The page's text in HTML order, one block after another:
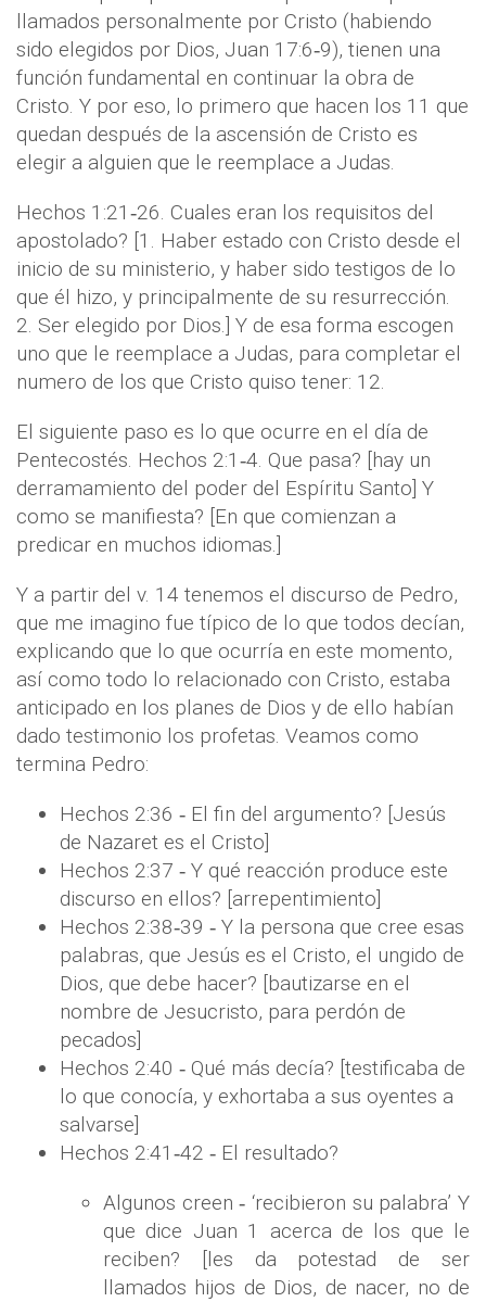
llamados personalmente por Cristo (habiendo
sido elegidos por Dios, Juan 17:6‐9), tienen una
función fundamental en continuar la obra de
Cristo. Y por eso, lo primero que hacen los 11 que
quedan después de la ascensión de Cristo es
elegir a alguien que le reemplace a Judas.
Hechos 1:21‐26. Cuales eran los requisitos del
apostolado? [1. Haber estado con Cristo desde el
inicio de su ministerio, y haber sido testigos de lo
que él hizo, y principalmente de su resurrección.
2. Ser elegido por Dios.] Y de esa forma escogen
uno que le reemplace a Judas, para completar el
numero de los que Cristo quiso tener: 12.
El siguiente paso es lo que ocurre en el día de
Pentecostés. Hechos 2:1‐4. Que pasa? [hay un
derramamiento del poder del Espíritu Santo] Y
como se manifiesta? [En que comienzan a
predicar en muchos idiomas.]
Y a partir del v. 14 tenemos el discurso de Pedro,
que me imagino fue típico de lo que todos decían,
explicando que lo que ocurría en este momento,
así como todo lo relacionado con Cristo, estaba
anticipado en los planes de Dios y de ello habían
dado testimonio los profetas. Veamos como
termina Pedro:
Hechos 2:36 ‐ El fin del argumento? [Jesús
de Nazaret es el Cristo]
Hechos 2:37 ‐ Y qué reacción produce este
discurso en ellos? [arrepentimiento]
Hechos 2:38‐39 ‐ Y la persona que cree esas
palabras, que Jesús es el Cristo, el ungido de
Dios, que debe hacer? [bautizarse en el
nombre de Jesucristo, para perdón de
pecados]
Hechos 2:40 ‐ Qué más decía? [testificaba de
lo que conocía, y exhortaba a sus oyentes a
salvarse]
Hechos 2:41‐42 ‐ El resultado?
Algunos creen ‐ ‘recibieron su palabra’ Y
que dice Juan 1 acerca de los que le
reciben? [les da potestad de ser
llamados hijos de Dios, de nacer, no de